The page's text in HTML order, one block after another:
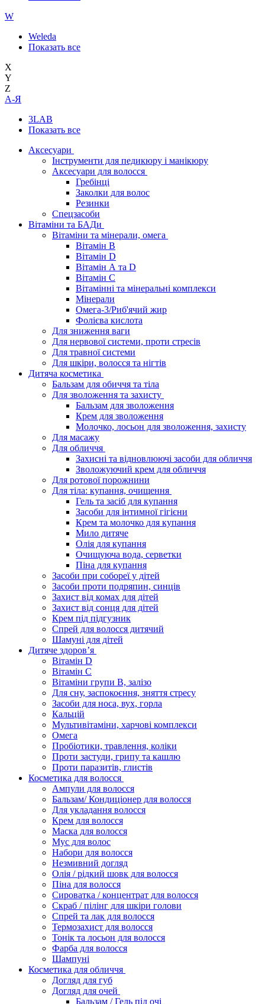
W
Weleda
Показать все
X
Y
Z
А-Я
3LAB
Показать все
Аксесуари
Інструменти для педикюру і манікюру
Аксесуари для волосся
Гребінці
Заколки для волос
Резинки
Спецзасоби
Вітаміни та БАДи
Вітаміни та мінерали, омега
Вітамін B
Вітамін D
Вітамін А та D
Вітамін С
Вітамінні та мінеральні комплекси
Мінерали
Омега-3/Риб'ячий жир
Фолієва кислота
Для зниження ваги
Для нервової системи, проти стресів
Для травної системи
Для шкіри, волосся та нігтів
Дитяча косметика
Бальзам для обиччя та тіла
Для зволоження та захисту
Бальзам для зволоження
Крем для зволоження
Молочко, лосьон для зволоження, захисту
Для масажу
Для обличчя
Захисні та відновлюючі засоби для обличчя
Зволожуючий крем для обличчя
Для ротової порожнини
Для тіла: купання, очищення
Гель та засіб для купання
Засоби для інтимної гігієни
Крем та молочко для купання
Мило дитяче
Олія для купання
Очищуюча вода, серветки
Піна для купання
Засоби при собореї у дітей
Засоби проти подряпин, синців
Захист від комах для дітей
Захист від сонця для дітей
Крем під підгузник
Спрей для волосся дитячий
Шамуні для дітей
Дитяче здоров’я
Вітамін D
Вітамін С
Вітаміни групи В, залізо
Для сну, заспокоєння, зняття стресу
Засоби для носа, вух, горла
Кальцій
Мультивітаміни, харчові комплекси
Омега
Пробіотики, травлення, коліки
Проти застуди, грипу та кашлю
Проти паразитів, глистів
Косметика для волосся
Ампули для волосся
Бальзам/ Кондиціонер для волосся
Для укладання волосся
Крем для волосся
Маска для волосся
Мус для волос
Набори для волосся
Незмивний догляд
Олія / рідкий шовк для волосся
Піна для волосся
Сироватка / концентрат для волосся
Скраб / пілінг для шкіри голови
Спрей та лак для волосся
Термозахист для волосся
Тонік та лосьон для волосся
Фарба для волосся
Шампуні
Косметика для обличчя
Догляд для губ
Догляд для очей
Бальзам / Гель під очі